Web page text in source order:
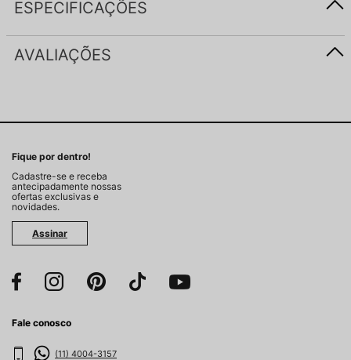
ESPECIFICAÇÕES
AVALIAÇÕES
Fique por dentro!
Cadastre-se e receba
antecipadamente nossas
ofertas exclusivas e
novidades.
Assinar
Fale conosco
(11) 4004-3157